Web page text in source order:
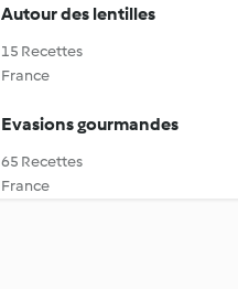
Autour des lentilles
15 Recettes
France
Evasions gourmandes
65 Recettes
France